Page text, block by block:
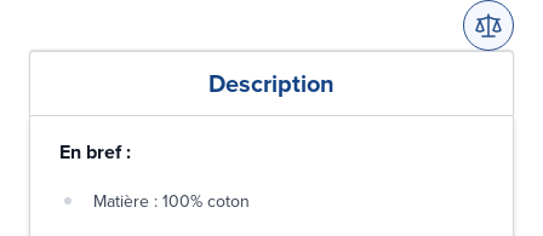
Description
En bref :
Matière : 100% coton